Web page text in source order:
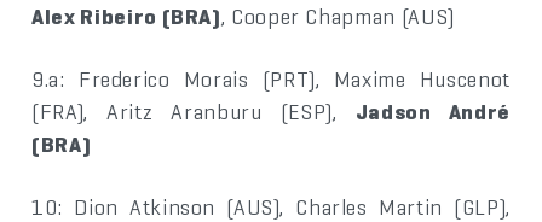
Alex Ribeiro (BRA), Cooper Chapman (AUS)
9.a: Frederico Morais (PRT), Maxime Huscenot
(FRA), Aritz Aranburu (ESP), Jadson André
(BRA)
10: Dion Atkinson (AUS), Charles Martin (GLP),